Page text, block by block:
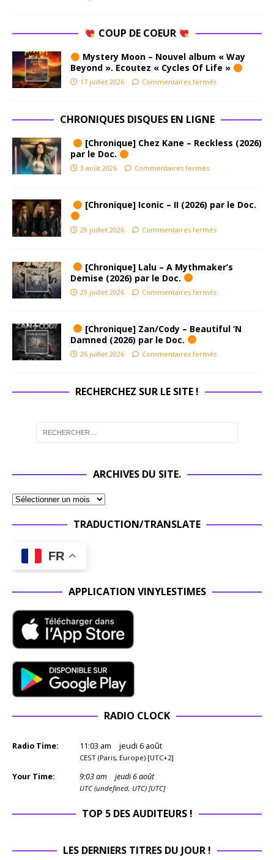
COUP DE COEUR
Mystery Moon – Nouvel album « Way
Beyond ». Ecoutez « Cycles Of Life »
17 juillet 2026 Commentaires fermés
CHRONIQUES DISQUES EN LIGNE
[Chronique] Chez Kane – Reckless (2026)
par le Doc.
3 août 2026 Commentaires fermés
[Chronique] Iconic – II (2026) par le Doc.
29 juillet 2026 Commentaires fermés
[Chronique] Lalu – A Mythmaker’s
Demise (2026) par le Doc.
29 juillet 2026 Commentaires fermés
[Chronique] Zan/Cody – Beautiful ‘N
Damned (2026) par le Doc.
26 juillet 2026 Commentaires fermés
RECHERCHEZ SUR LE SITE !
ARCHIVES DU SITE.
TRADUCTION/TRANSLATE
FR
APPLICATION VINYLESTIMES
RADIO CLOCK
Radio Time: 11:03 am jeudi 6 août
CEST (Paris, Europe) [UTC+2]
Your Time: 9:03am jeudi 6 août
UTC (undefined, UTC) [UTC]
TOP 5 DES AUDITEURS !
LES DERNIERS TITRES DU JOUR !